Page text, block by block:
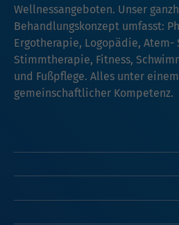
Wellnessangeboten. Unser
Behandlungskonzept umfasst:
Ergotherapie, Logopädie, Atem-
Stimmtherapie, Fitness,
und Fußpflege. Alles unter
gemeinschaftlicher Kompetenz.